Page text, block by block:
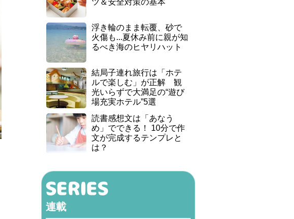
浮き輪のまま転覆、砂で
火傷も...夏休み前に親が知
るべき海のヒヤリハット
結局子連れ旅行は「ホテ
ルで楽しむ」が正解 観
光いらずで大満足の“遊び
場充実ホテル”5選
読書感想文は「あなう
め」でできる！ 10分で作
文が完成するテンプレと
は？
連載